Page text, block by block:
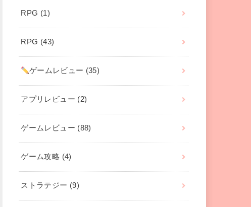
RPG (1)
RPG (43)
ゲームレビュー (35)
アプリレビュー (2)
ゲームレビュー (88)
ゲーム攻略 (4)
ストラテジー (9)